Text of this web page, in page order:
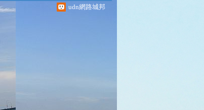
udn網路城邦